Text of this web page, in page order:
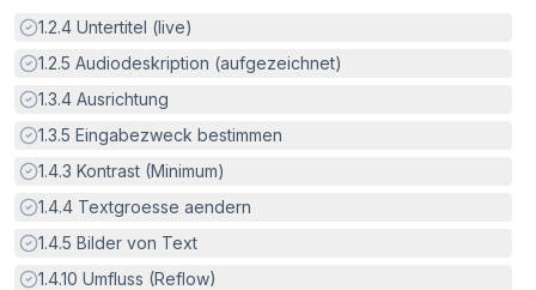
Erfüllt:
1.2.4 Untertitel (live)
Erfüllt:
1.2.5 Audiodeskription (aufgezeichnet)
Erfüllt:
1.3.4 Ausrichtung
Erfüllt:
1.3.5 Eingabezweck bestimmen
Erfüllt:
1.4.3 Kontrast (Minimum)
Erfüllt:
1.4.4 Textgroesse aendern
Erfüllt:
1.4.5 Bilder von Text
Erfüllt:
1.4.10 Umfluss (Reflow)